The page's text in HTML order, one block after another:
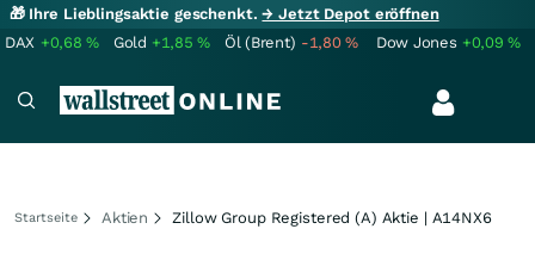
🎁 Ihre Lieblingsaktie geschenkt.→ Jetzt Depot eröffnen
DAX +0,68% Gold +1,85% Öl (Brent) -1,80% Dow Jones +0,09%
Startseite Aktien Zillow Group Registered (A) Aktie | A14NX6